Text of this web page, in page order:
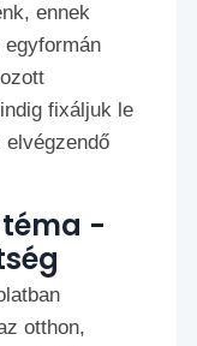
ennek
egyformán
fixáljuk le
elvégzendő
-
otthon,